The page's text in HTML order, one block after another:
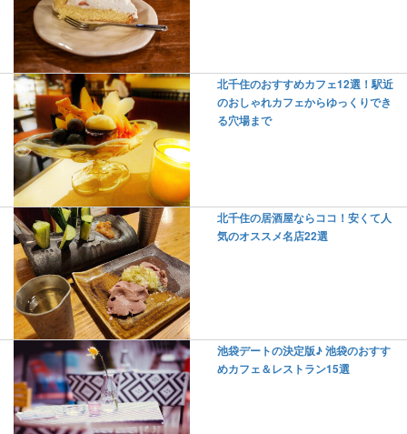
北千住のおすすめカフェ12選！駅近
のおしゃれカフェからゆっくりでき
る穴場まで
北千住の居酒屋ならココ！安くて人
気のオススメ名店22選
池袋デートの決定版♪ 池袋のおすす
めカフェ＆レストラン15選